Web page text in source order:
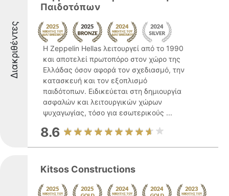
Διακριθέντες
Παιδοτόπων
Η Zeppelin Hellas λειτουργεί από το 1990
και αποτελεί πρωτοπόρο στον χώρο της
Ελλάδας όσον αφορά τον σχεδιασμό, την
κατασκευή και τον εξοπλισμό
παιδότοπων. Ειδικεύεται στη δημιουργία
ασφαλών και λειτουργικών χώρων
ψυχαγωγίας, τόσο για εσωτερικούς ...
8.6
Kitsos Constructions